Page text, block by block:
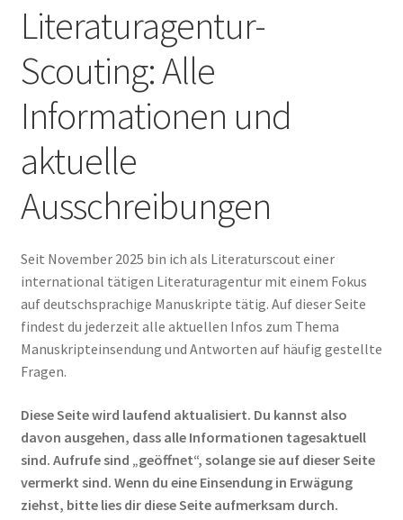
Für Autoren
BookBOOST Autorenservices
Literaturagentur-Scouting
Termine
Literaturagentur-
Scouting: Alle
Informationen und
aktuelle
Ausschreibungen
Seit November 2025 bin ich als Literaturscout einer
international tätigen Literaturagentur mit einem Fokus
auf deutschsprachige Manuskripte tätig. Auf dieser Seite
findest du jederzeit alle aktuellen Infos zum Thema
Manuskripteinsendung und Antworten auf häufig gestellte
Fragen.
Diese Seite wird laufend aktualisiert. Du kannst also
davon ausgehen, dass alle Informationen tagesaktuell
sind. Aufrufe sind „geöffnet“, solange sie auf dieser Seite
vermerkt sind. Wenn du eine Einsendung in Erwägung
ziehst, bitte lies dir diese Seite aufmerksam durch.